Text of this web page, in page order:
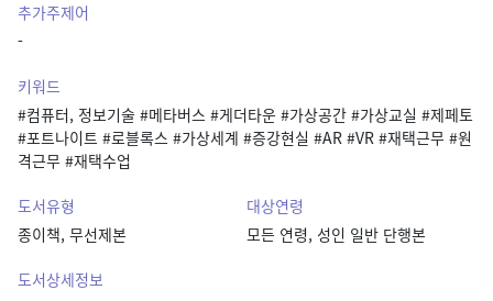
추가주제어
-
키워드
#컴퓨터, 정보기술 #메타버스 #게더타운 #가상공간 #가상교실 #제페토
#포트나이트 #로블록스 #가상세계 #증강현실 #AR #VR #재택근무 #원
격근무 #재택수업
도서유형
종이책, 무선제본
대상연령
모든 연령, 성인 일반 단행본
도서상세정보